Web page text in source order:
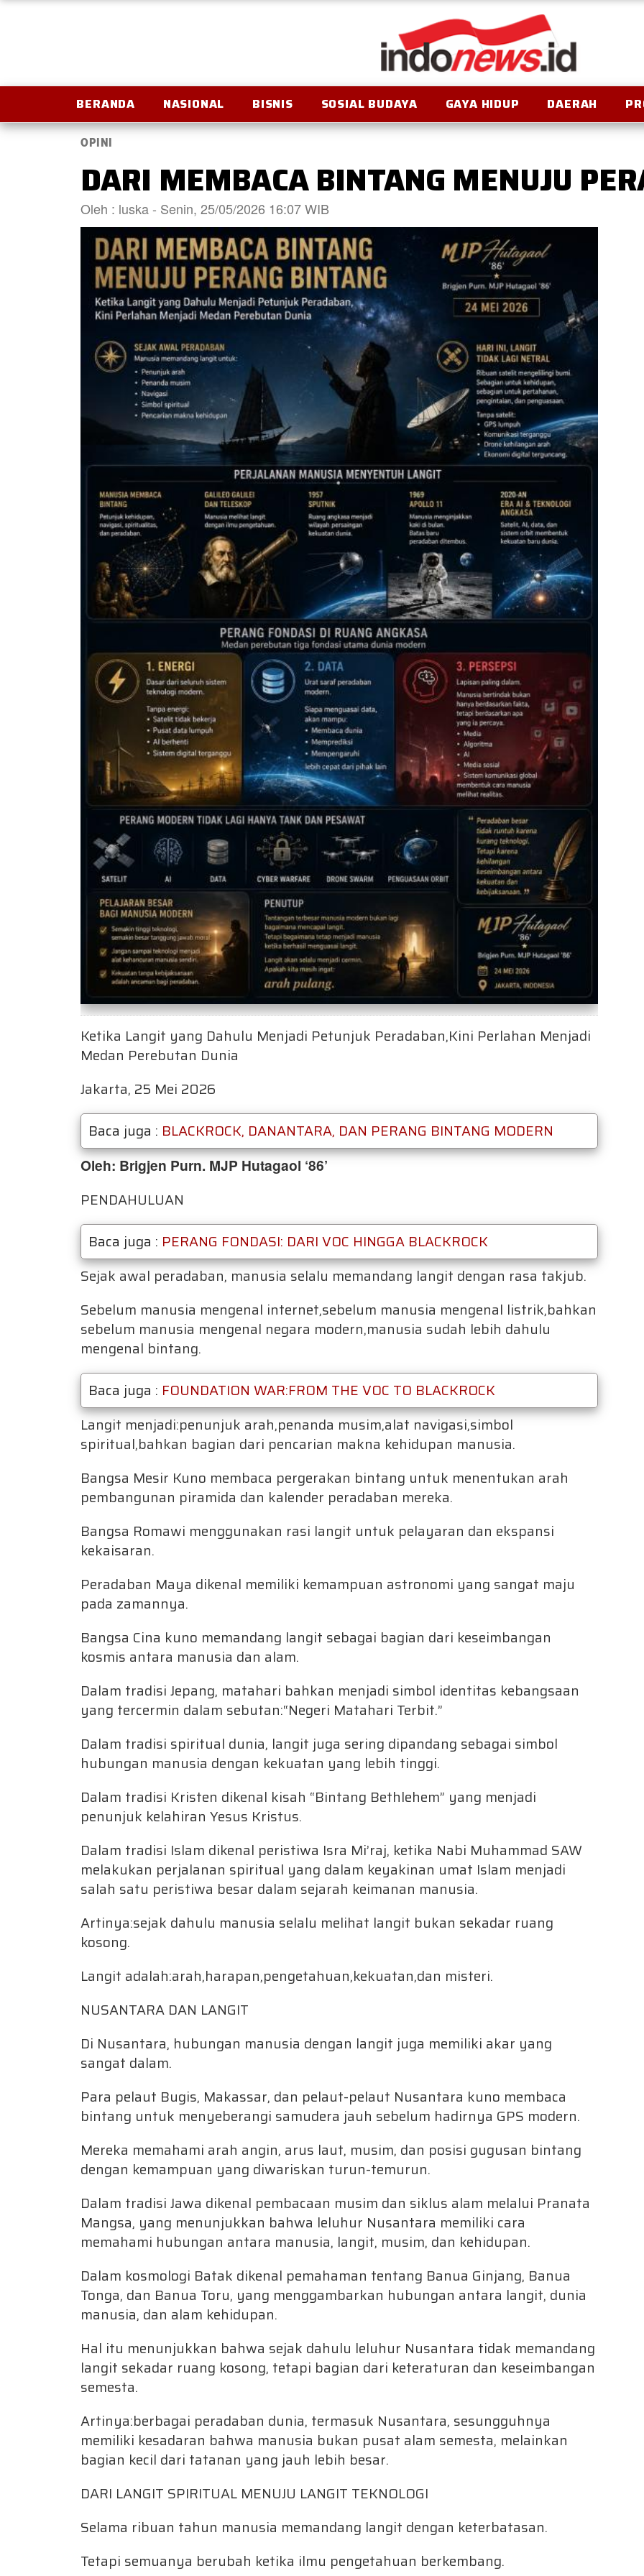
BERANDA NASIONAL BISNIS SOSIAL BUDAYA GAYA HIDUP DAERAH
OPINI
DARI MEMBACA BINTANG MENUJU
Oleh : luska - Senin, 25/05/2026 16:07 WIB
Ketika Langit yang Dahulu Menjadi Petunjuk Peradaban,Kini Perlahan Menjadi
Medan Perebutan Dunia
Jakarta, 25 Mei 2026
Baca juga : BLACKROCK, DANANTARA, DAN PERANG BINTANG MODERN
Oleh: Brigjen Purn. MJP Hutagaol ‘86’
PENDAHULUAN
Baca juga : PERANG FONDASI: DARI VOC HINGGA BLACKROCK
Sejak awal peradaban, manusia selalu memandang langit dengan rasa takjub.
Sebelum manusia mengenal internet,sebelum manusia mengenal listrik,bahkan
sebelum manusia mengenal negara modern,manusia sudah lebih dahulu
mengenal bintang.
Baca juga : FOUNDATION WAR:FROM THE VOC TO BLACKROCK
Langit menjadi:penunjuk arah,penanda musim,alat navigasi,simbol
spiritual,bahkan bagian dari pencarian makna kehidupan manusia.
Bangsa Mesir Kuno membaca pergerakan bintang untuk menentukan arah
pembangunan piramida dan kalender peradaban mereka.
Bangsa Romawi menggunakan rasi langit untuk pelayaran dan ekspansi
kekaisaran.
Peradaban Maya dikenal memiliki kemampuan astronomi yang sangat maju
pada zamannya.
Bangsa Cina kuno memandang langit sebagai bagian dari keseimbangan
kosmis antara manusia dan alam.
Dalam tradisi Jepang, matahari bahkan menjadi simbol identitas kebangsaan
yang tercermin dalam sebutan:“Negeri Matahari Terbit.”
Dalam tradisi spiritual dunia, langit juga sering dipandang sebagai simbol
hubungan manusia dengan kekuatan yang lebih tinggi.
Dalam tradisi Kristen dikenal kisah “Bintang Bethlehem” yang menjadi
penunjuk kelahiran Yesus Kristus.
Dalam tradisi Islam dikenal peristiwa Isra Mi’raj, ketika Nabi Muhammad SAW
melakukan perjalanan spiritual yang dalam keyakinan umat Islam menjadi
salah satu peristiwa besar dalam sejarah keimanan manusia.
Artinya:sejak dahulu manusia selalu melihat langit bukan sekadar ruang
kosong.
Langit adalah:arah,harapan,pengetahuan,kekuatan,dan misteri.
NUSANTARA DAN LANGIT
Di Nusantara, hubungan manusia dengan langit juga memiliki akar yang
sangat dalam.
Para pelaut Bugis, Makassar, dan pelaut-pelaut Nusantara kuno membaca
bintang untuk menyeberangi samudera jauh sebelum hadirnya GPS modern.
Mereka memahami arah angin, arus laut, musim, dan posisi gugusan bintang
dengan kemampuan yang diwariskan turun-temurun.
Dalam tradisi Jawa dikenal pembacaan musim dan siklus alam melalui Pranata
Mangsa, yang menunjukkan bahwa leluhur Nusantara memiliki cara
memahami hubungan antara manusia, langit, musim, dan kehidupan.
Dalam kosmologi Batak dikenal pemahaman tentang Banua Ginjang, Banua
Tonga, dan Banua Toru, yang menggambarkan hubungan antara langit, dunia
manusia, dan alam kehidupan.
Hal itu menunjukkan bahwa sejak dahulu leluhur Nusantara tidak memandang
langit sekadar ruang kosong, tetapi bagian dari keteraturan dan keseimbangan
semesta.
Artinya:berbagai peradaban dunia, termasuk Nusantara, sesungguhnya
memiliki kesadaran bahwa manusia bukan pusat alam semesta, melainkan
bagian kecil dari tatanan yang jauh lebih besar.
DARI LANGIT SPIRITUAL MENUJU LANGIT TEKNOLOGI
Selama ribuan tahun manusia memandang langit dengan keterbatasan.
Tetapi semuanya berubah ketika ilmu pengetahuan berkembang.